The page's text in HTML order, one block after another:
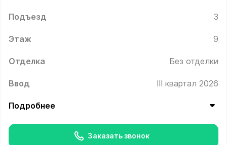
Подъезд 3
Этаж 9
Отделка Без отделки
Ввод III квартал 2026
Подробнее
Заказать звонок